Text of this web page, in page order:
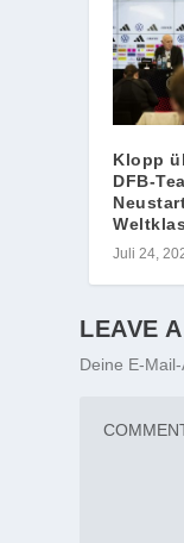
Klopp
DFB-
Juli 24,
LEAVE
Deine E-